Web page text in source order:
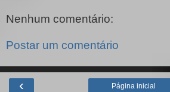
Nenhum comentário:
Postar um comentário
‹ Página inicial